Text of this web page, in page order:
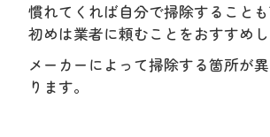
慣れてくれば自分で掃除することも
初めは業者に頼むことをおすすめし
メーカーによって掃除する箇所が
ります。